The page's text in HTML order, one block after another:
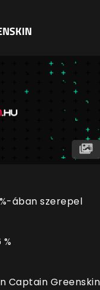
ában szerepel
%
Captain Greenskin